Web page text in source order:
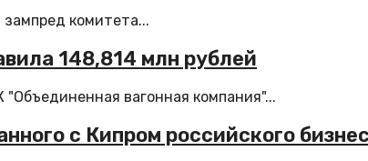
комитета...
148,814 млн рублей
вагонная компания"...
с Кипром российского